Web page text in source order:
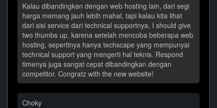
Kalau dibandingkan dengan web hosting lain, dari segi
harga memang jauh lebih mahal, tapi kalau kita lihat
dari sisi service dari technical supportnya, I should give
two thumbs up, karena setelah mencoba beberapa web
hosting, sepertinya hanya techscape yang mempunyai
technical support yang mengerti hal teknis. Respond
timenya juga sangat cepat dibandingkan dengan
competitor. Congratz with the new website!
Choky